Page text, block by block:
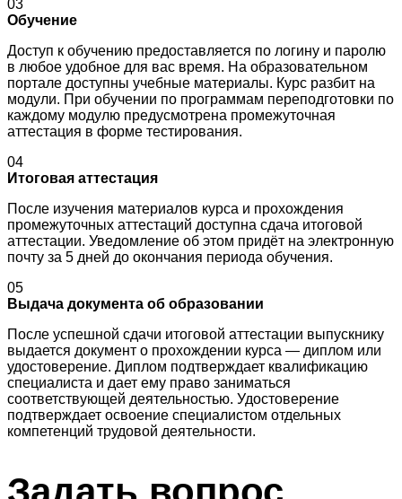
03
Обучение
Доступ к обучению предоставляется по логину и паролю
в любое удобное для вас время. На образовательном
портале доступны учебные материалы. Курс разбит на
модули. При обучении по программам переподготовки по
каждому модулю предусмотрена промежуточная
аттестация в форме тестирования.
04
Итоговая аттестация
После изучения материалов курса и прохождения
промежуточных аттестаций доступна сдача итоговой
аттестации. Уведомление об этом придёт на электронную
почту за 5 дней до окончания периода обучения.
05
Выдача документа об образовании
После успешной сдачи итоговой аттестации выпускнику
выдается документ о прохождении курса — диплом или
удостоверение. Диплом подтверждает квалификацию
специалиста и дает ему право заниматься
соответствующей деятельностью. Удостоверение
подтверждает освоение специалистом отдельных
компетенций трудовой деятельности.